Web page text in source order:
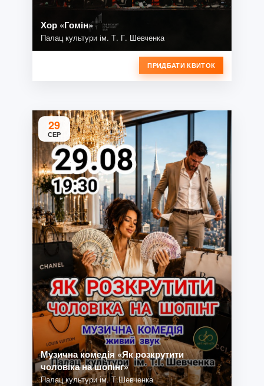
Хор «Гомін»
Палац культури ім. Т. Г. Шевченка
ПРИДБАТИ КВИТОК
29
СЕР
Музична комедія «Як розкрутити
чоловіка на шопінг»
Палац культури ім. Т.Шевченка